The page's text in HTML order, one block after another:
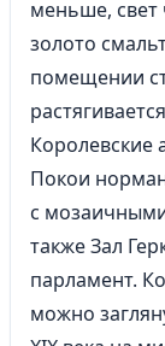
меньше, свет
золото
помещении
Королевские
Покои
с
также Зал
парламент.
можно